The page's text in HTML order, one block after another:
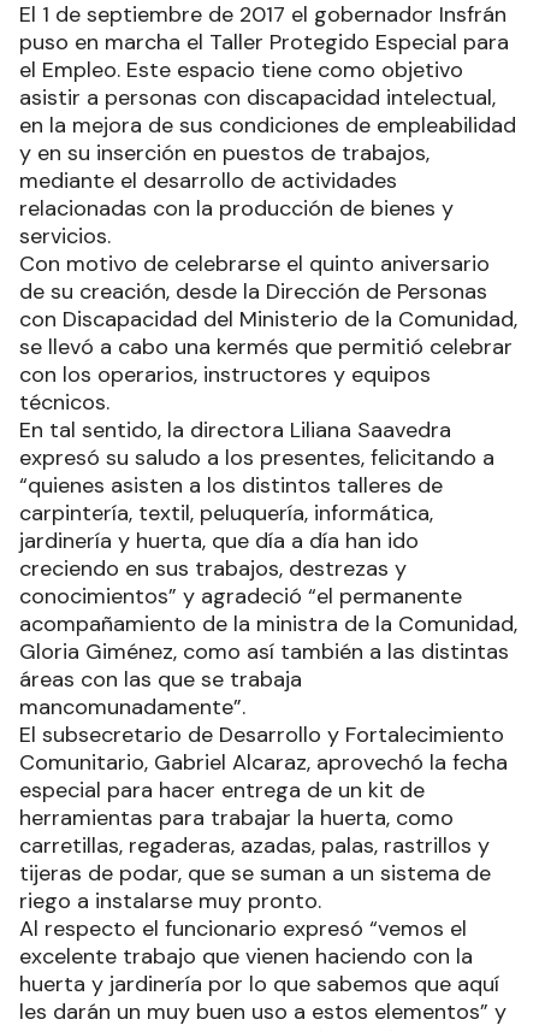
El 1 de septiembre de 2017 el gobernador Insfrán
puso en marcha el Taller Protegido Especial para
el Empleo. Este espacio tiene como objetivo
asistir a personas con discapacidad intelectual,
en la mejora de sus condiciones de empleabilidad
y en su inserción en puestos de trabajos,
mediante el desarrollo de actividades
relacionadas con la producción de bienes y
servicios.
Con motivo de celebrarse el quinto aniversario
de su creación, desde la Dirección de Personas
con Discapacidad del Ministerio de la Comunidad,
se llevó a cabo una kermés que permitió celebrar
con los operarios, instructores y equipos
técnicos.
En tal sentido, la directora Liliana Saavedra
expresó su saludo a los presentes, felicitando a
“quienes asisten a los distintos talleres de
carpintería, textil, peluquería, informática,
jardinería y huerta, que día a día han ido
creciendo en sus trabajos, destrezas y
conocimientos” y agradeció “el permanente
acompañamiento de la ministra de la Comunidad,
Gloria Giménez, como así también a las distintas
áreas con las que se trabaja
mancomunadamente”.
El subsecretario de Desarrollo y Fortalecimiento
Comunitario, Gabriel Alcaraz, aprovechó la fecha
especial para hacer entrega de un kit de
herramientas para trabajar la huerta, como
carretillas, regaderas, azadas, palas, rastrillos y
tijeras de podar, que se suman a un sistema de
riego a instalarse muy pronto.
Al respecto el funcionario expresó “vemos el
excelente trabajo que vienen haciendo con la
huerta y jardinería por lo que sabemos que aquí
les darán un muy buen uso a estos elementos” y